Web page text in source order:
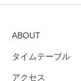
ABOUT
タイムテーブル
アクセス